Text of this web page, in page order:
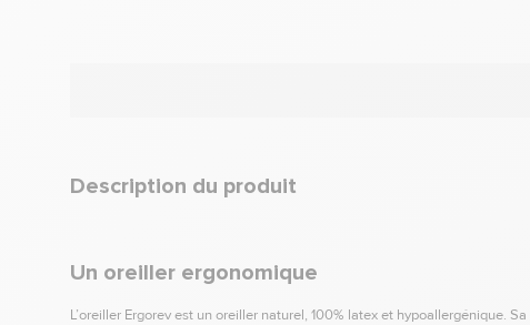
Description du produit
Un oreiller ergonomique
L’oreiller Ergorev est un oreiller naturel, 100% latex et hypoallergénique. Sa